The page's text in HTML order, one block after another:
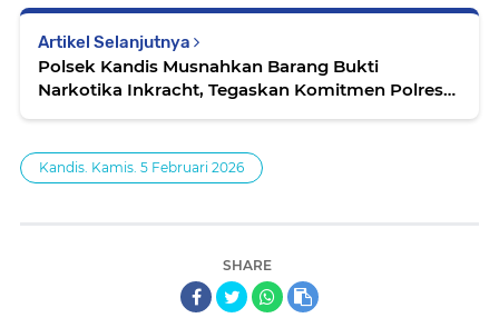
Artikel Selanjutnya
Polsek Kandis Musnahkan Barang Bukti
Narkotika Inkracht, Tegaskan Komitmen Polres
Kandis. Kamis. 5 Februari 2026
SHARE